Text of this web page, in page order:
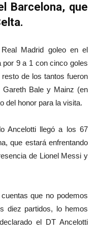
Barcelona, que
Madrid goleo en el
por 9 a 1 con cinco goles
de los tantos fueron
Bale y Mainz (en
del honor para la visita.
Ancelotti llegó a los 67
que estará enfrentando
de Lionel Messi y
que no podemos
diez partidos, lo hemos
el DT Ancelotti